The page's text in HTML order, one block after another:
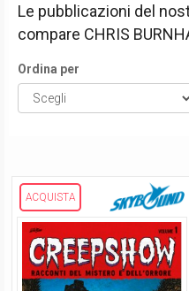
Le pubblicazioni del
compare CHRIS
Ordina per
ACQUISTA